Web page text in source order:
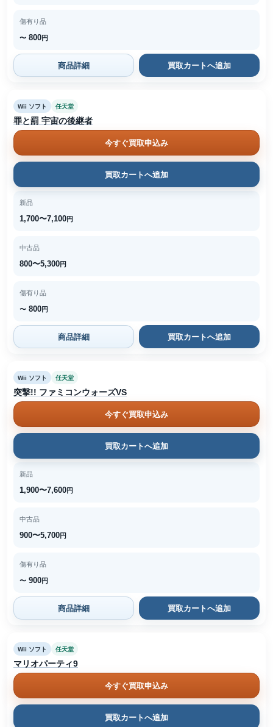
傷有り品
〜 800円
商品詳細 買取カートへ追加
Wii ソフト 任天堂
罪と罰 宇宙の後継者
今すぐ買取申込み
買取カートへ追加
新品
1,700〜7,100円
中古品
800〜5,300円
傷有り品
〜 800円
商品詳細 買取カートへ追加
Wii ソフト 任天堂
突撃!! ファミコンウォーズVS
今すぐ買取申込み
買取カートへ追加
新品
1,900〜7,600円
中古品
900〜5,700円
傷有り品
〜 900円
商品詳細 買取カートへ追加
Wii ソフト 任天堂
マリオパーティ9
今すぐ買取申込み
買取カートへ追加